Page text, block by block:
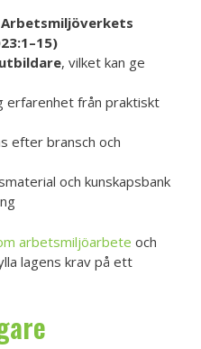
Arbetsmiljöverkets
, vilket kan ge
erfarenhet från praktiskt
efter bransch och
och kunskapsbank
arbetsmiljöarbete och
lagens krav på ett